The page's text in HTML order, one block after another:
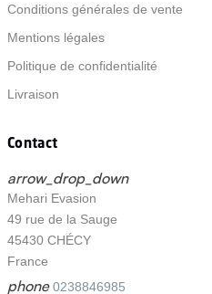
Conditions générales de vente
Mentions légales
Politique de confidentialité
Livraison
Contact
arrow_drop_down
Mehari Evasion
49 rue de la Sauge
45430 CHÉCY
France
phone 0238846985